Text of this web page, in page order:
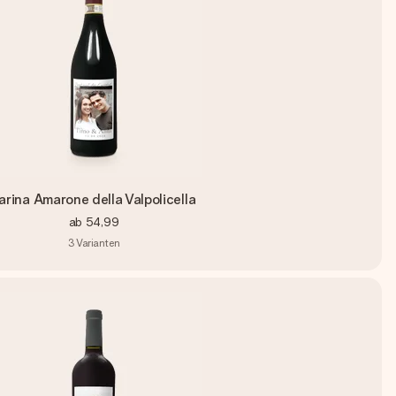
Amarone della Valpolicella
ab 54,99
3Varianten